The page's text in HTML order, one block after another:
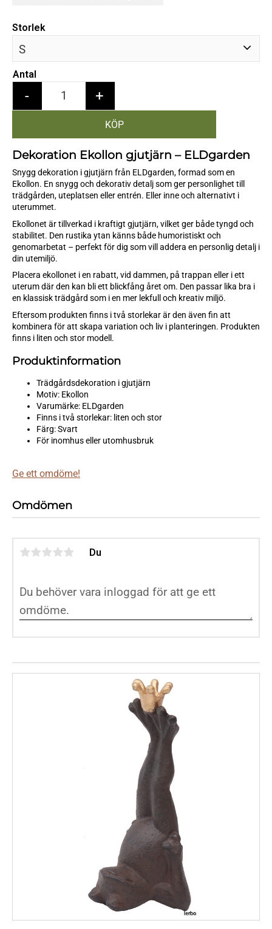
Storlek
Antal
+
-
Dekoration Ekollon gjutjärn – ELDgarden
Snygg dekoration i gjutjärn från ELDgarden, formad som en
Ekollon. En snygg och dekorativ detalj som ger personlighet till
trädgården, uteplatsen eller entrén. Eller inne och alternativt i
uterummet.
Ekollonet är tillverkad i kraftigt gjutjärn, vilket ger både tyngd och
stabilitet. Den rustika ytan känns både humoristiskt och
genomarbetat – perfekt för dig som vill addera en personlig detalj i
din utemiljö.
Placera ekollonet i en rabatt, vid dammen, på trappan eller i ett
uterum där den kan bli ett blickfång året om. Den passar lika bra i
en klassisk trädgård som i en mer lekfull och kreativ miljö.
Eftersom produkten finns i två storlekar är den även fin att
kombinera för att skapa variation och liv i planteringen. Produkten
finns i liten och stor modell.
Produktinformation
Trädgårdsdekoration i gjutjärn
Motiv: Ekollon
Varumärke: ELDgarden
Finns i två storlekar: liten och stor
Färg: Svart
För inomhus eller utomhusbruk
Ge ett omdöme!
Omdömen
Du